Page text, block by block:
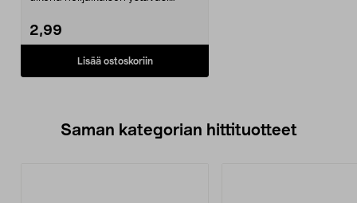
2,99
Lisää ostoskoriin
Saman kategorian hittituotteet